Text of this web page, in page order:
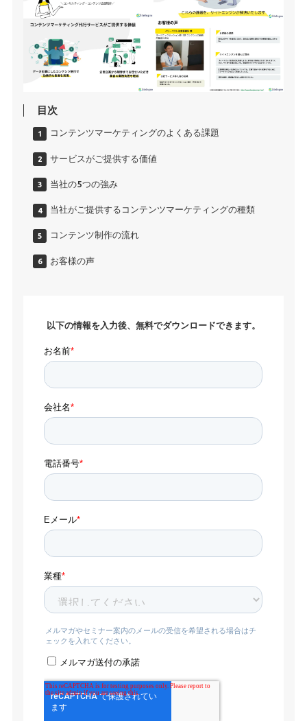
目次
コンテンツマーケティングのよくある課題
サービスがご提供する価値
当社の5つの強み
当社がご提供するコンテンツマーケティングの種類
コンテンツ制作の流れ
お客様の声
以下の情報を入力後、無料でダウンロードできます。